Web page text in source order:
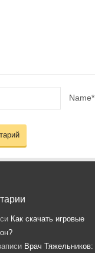
Name*
Как скачать игровые
Врач Тяжельников: